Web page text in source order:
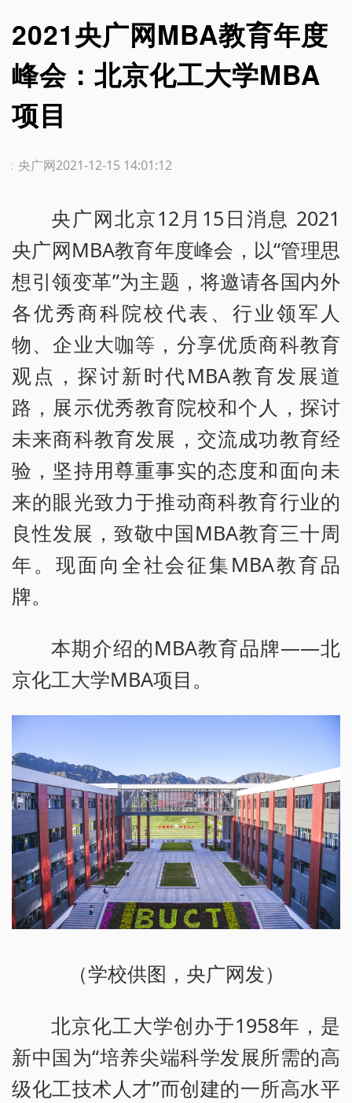
2021央广网MBA教育年度
峰会：北京化工大学MBA
项目
2021-12-15 14:01:12
：央广网
央广网北京12月15日消息 2021
央广网MBA教育年度峰会，以“管理思
想引领变革”为主题，将邀请各国内外
各优秀商科院校代表、行业领军人
物、企业大咖等，分享优质商科教育
观点，探讨新时代MBA教育发展道
路，展示优秀教育院校和个人，探讨
未来商科教育发展，交流成功教育经
验，坚持用尊重事实的态度和面向未
来的眼光致力于推动商科教育行业的
良性发展，致敬中国MBA教育三十周
年。现面向全社会征集MBA教育品
牌。
本期介绍的MBA教育品牌——北
京化工大学MBA项目。
（学校供图，央广网发）
北京化工大学创办于1958年，是
新中国为“培养尖端科学发展所需的高
级化工技术人才”而创建的一所高水平